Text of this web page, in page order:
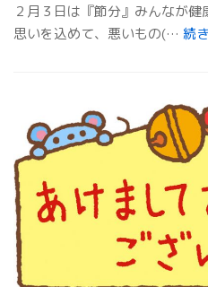
２月３日は『節分』みんなが
思いを込めて、悪いもの(… 続